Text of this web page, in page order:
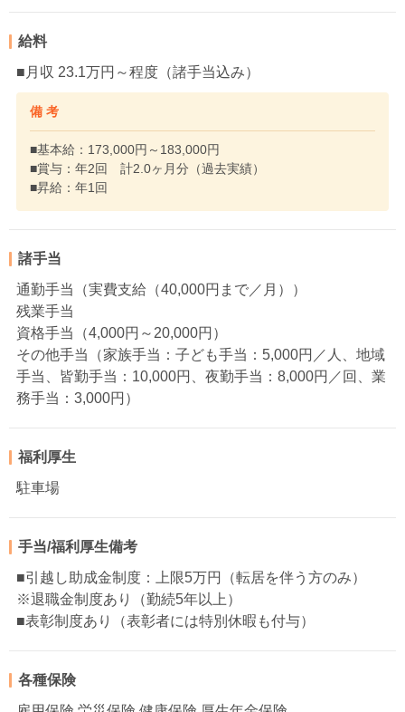
給料
■月収 23.1万円～程度（諸手当込み）
備 考
■基本給：173,000円～183,000円
■賞与：年2回 計2.0ヶ月分（過去実績）
■昇給：年1回
諸手当
通勤手当（実費支給（40,000円まで／月））
残業手当
資格手当（4,000円～20,000円）
その他手当（家族手当：子ども手当：5,000円／人、地域
手当、皆勤手当：10,000円、夜勤手当：8,000円／回、業
務手当：3,000円）
福利厚生
駐車場
手当/福利厚生備考
■引越し助成金制度：上限5万円（転居を伴う方のみ）
※退職金制度あり（勤続5年以上）
■表彰制度あり（表彰者には特別休暇も付与）
各種保険